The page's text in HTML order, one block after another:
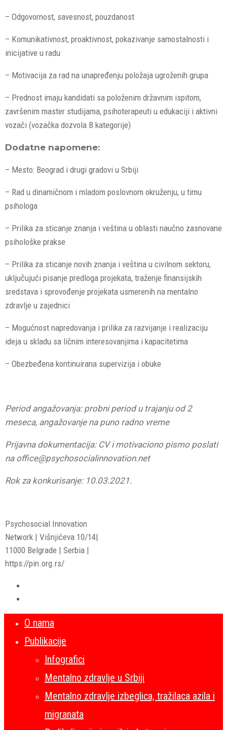
– Odgovornost, savesnost, pouzdanost
– Komunikativnost, proaktivnost, pokazivanje samostalnosti i
inicijative u radu
– Motivacija za rad na unapređenju položaja ugroženih grupa
– Prednost imaju kandidati sa položenim državnim ispitom,
završenim master studijama, psihoterapeuti u edukaciji i aktivni
vozači (vozačka dozvola B kategorije)
Dodatne napomene:
– Mesto: Beograd i drugi gradovi u Srbiji
– Rad u dinamičnom i mladom poslovnom okruženju, u timu
psihologa
– Prilika za sticanje znanja i veština u oblasti naučno zasnovane
psihološke prakse
– Prilika za sticanje novih znanja i veština u civilnom sektoru,
uključujući pisanje predloga projekata, traženje finansijskih
sredstava i sprovođenje projekata usmerenih na mentalno
zdravlje u zajednici
– Mogućnost napredovanja i prilika za razvijanje i realizaciju
ideja u skladu sa ličnim interesovanjima i kapacitetima
– Obezbeđena kontinuirana supervizija i obuke
Period angažovanja: probni period u trajanju od 2
meseca, angažovanje na puno radno vreme
Prijavna dokumentacija: CV i motivaciono pismo poslati
na office@psychosocialinnovation.net
Rok za konkurisanje: 10.03.2021.
Psychosocial Innovation
Network | Višnjićeva 10/14|
11000 Belgrade | Serbia |
https://pin.org.rs/
O nama
Publikacije
Infografici
Mentalno zdravlje u Srbiji
Mentalno zdravlje izbeglica, tražilaca azila i
migranata